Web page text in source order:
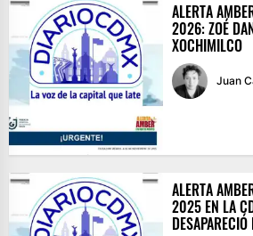
ALERTA
2026: ZOÉ
XOCHIMILCO
Juan
ALERTA
2025 EN LA